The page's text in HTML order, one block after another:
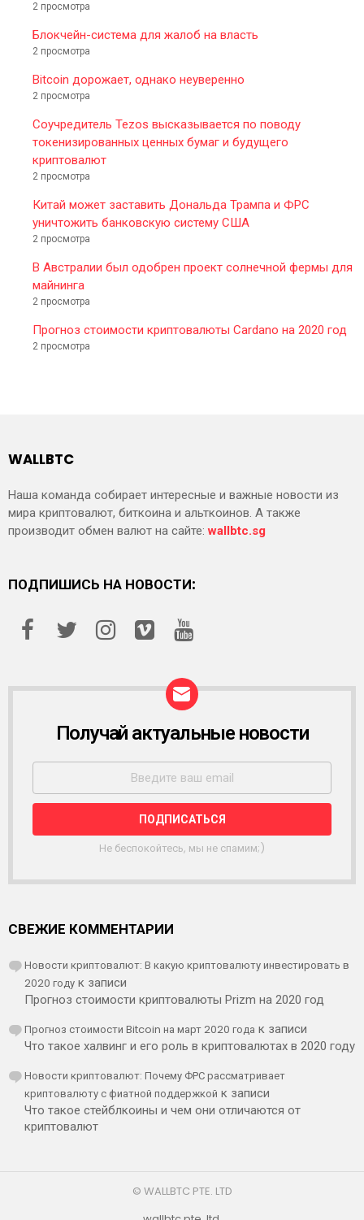
2 просмотра
Блокчейн-система для жалоб на власть
2 просмотра
Bitcoin дорожает, однако неуверенно
2 просмотра
Соучредитель Tezos высказывается по поводу
токенизированных ценных бумаг и будущего
криптовалют
2 просмотра
Китай может заставить Дональда Трампа и ФРС
уничтожить банковскую систему США
2 просмотра
В Австралии был одобрен проект солнечной фермы для
майнинга
2 просмотра
Прогноз стоимости криптовалюты Cardano на 2020 год
2 просмотра
WALLBTC
Наша команда собирает интересные и важные новости из
мира криптовалют, биткоина и альткоинов. А также
производит обмен валют на сайте:wallbtc.sg
ПОДПИШИСЬ НА НОВОСТИ:
С
Ы
Л
К
Получай актуальные новости
Не беспокойтесь, мы не спамим;)
СВЕЖИЕ КОММЕНТАРИИ
Новости криптовалют: В какую криптовалюту инвестировать в
2020 году к записи
Прогноз стоимости криптовалюты Prizm на 2020 год
Прогноз стоимости Bitcoin на март 2020 года к записи
Что такое халвинг и его роль в криптовалютах в 2020 году
Новости криптовалют: Почему ФРС рассматривает
криптовалюту с фиатной поддержкой к записи
Что такое стейблкоины и чем они отличаются от
криптовалют
© WALLBTC PTE. LTD